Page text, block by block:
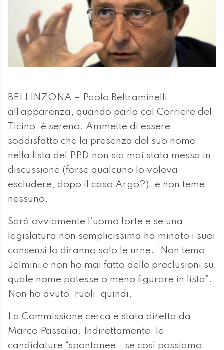
BELLINZONA – Paolo Beltraminelli,
all’apparenza, quando parla col Corriere del
Ticino, è sereno. Ammette di essere
soddisfatto che la presenza del suo nome
nella lista del PPD non sia mai stata messa in
discussione (forse qualcuno lo voleva
escludere, dopo il caso Argo?), e non teme
nessuno.
Sarà ovviamente l’uomo forte e se una
legislatura non semplicissima ha minato i suoi
consensi lo diranno solo le urne. “Non temo
Jelmini e non ho mai fatto delle preclusioni su
quale nome potesse o meno figurare in lista”.
Non ho avuto, ruoli, quindi.
La Commissione cerca è stata diretta da
Marco Passalia. Indirettamente, le
candidature “spontanee”, se così possiamo